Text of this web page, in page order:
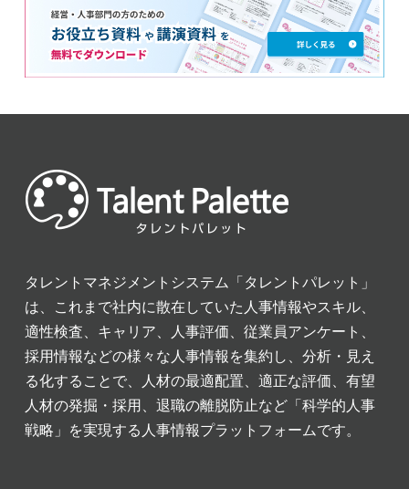
タレントマネジメントシステム「タレントパレット」
は、これまで社内に散在していた人事情報やスキル、
適性検査、キャリア、人事評価、従業員アンケート、
採用情報などの様々な人事情報を集約し、分析・見え
る化することで、人材の最適配置、適正な評価、有望
人材の発掘・採用、退職の離脱防止など「科学的人事
戦略」を実現する人事情報プラットフォームです。